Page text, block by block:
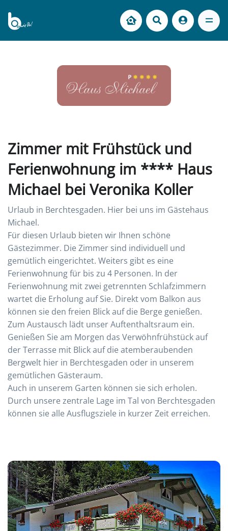
Zimmer mit Frühstück und
Ferienwohnung im **** Haus
Michael bei Veronika Koller
Urlaub in Berchtesgaden. Hier bei uns im Gästehaus
Michael.
Für diesen Urlaub bieten wir Ihnen schöne
Gästezimmer. Die Zimmer sind individuell und
gemütlich eingerichtet. Weiters gibt es eine
Ferienwohnung für bis zu 4 Personen. In der
Ferienwohnung mit zwei getrennten Schlafzimmern
wartet die Erholung auf Sie. Direkt vom Balkon aus
können sie den freien Blick auf die Berge genießen.
Zum Austausch lädt unser Auftenthaltsraum ein.
Genießen Sie am Morgen das Verwöhnfrühstück auf
der Terrasse mit Blick auf die atemberaubenden
Bergwelt hier in Berchtesgaden oder in unserem
gemütlichen Gästeraum.
Auch in unserem Garten können sie sich erholen.
Durch unsere zentrale Lage im Tal von Berchtesgaden
können sie alle Ausflugsziele in kurzer Zeit erreichen.